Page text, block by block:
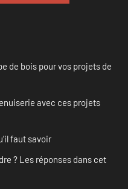
de bois pour vos projets de
avec ces projets
faut savoir
? Les réponses dans cet